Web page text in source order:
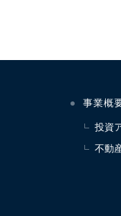
事業概
投資
不動